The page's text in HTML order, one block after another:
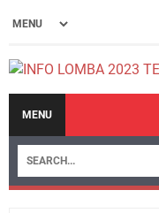
MENU